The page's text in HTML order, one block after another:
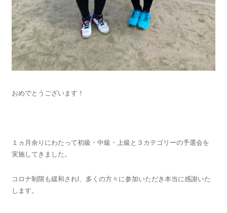
おめでとうございます！
１ヵ月余りにわたって初級・中級・上級と３カテゴリーの予選会を
実施してきました。
コロナ制限も緩和されl、多くの方々に参加いただき本当に感謝いた
します。